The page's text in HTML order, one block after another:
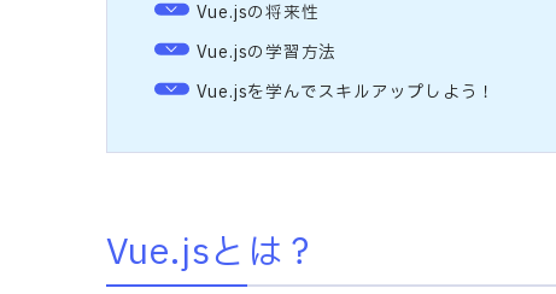
Vue.jsの将来性
Vue.jsの学習方法
Vue.jsを学んでスキルアップしよう！
Vue.jsとは？